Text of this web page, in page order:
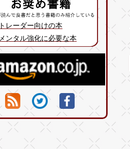
トレーダー向けの本
メンタル強化に必要な本